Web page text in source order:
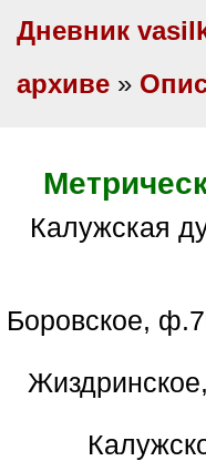
Дневник
архиве »
Калужская духовная консистория ф.33, 10197 ед.
Боровское,